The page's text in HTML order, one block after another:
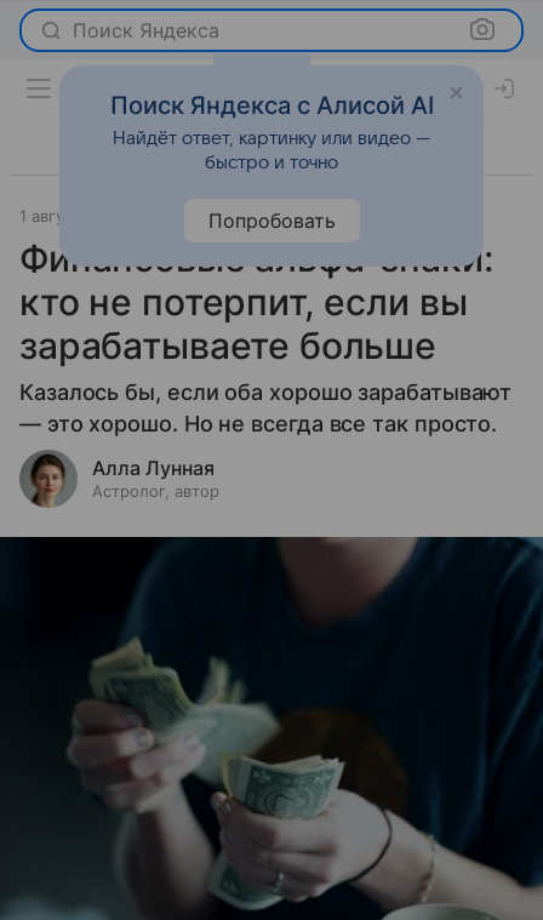
Поиск Яндекса
1 августа 2026 Леди Mail Гороскопы
Финансовые альфа-знаки:
кто не потерпит, если вы
зарабатываете больше
Казалось бы, если оба хорошо зарабатывают
— это хорошо. Но не всегда все так просто.
Алла Лунная
Астролог, автор
Поиск Яндекса с Алисой AI
Найдёт ответ, картинку или видео —
быстро и точно
Попробовать